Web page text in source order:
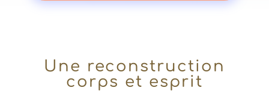
Une reconstruction
corps et esprit